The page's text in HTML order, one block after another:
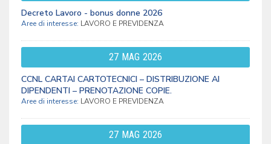
Decreto Lavoro - bonus donne 2026
Aree di interesse: LAVORO E PREVIDENZA
27 MAG 2026
CCNL CARTAI CARTOTECNICI – DISTRIBUZIONE AI
DIPENDENTI – PRENOTAZIONE COPIE.
Aree di interesse: LAVORO E PREVIDENZA
27 MAG 2026